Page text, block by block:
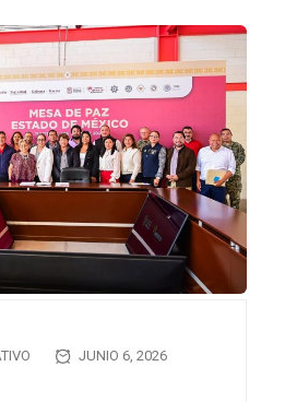
JUNIO 6, 2026